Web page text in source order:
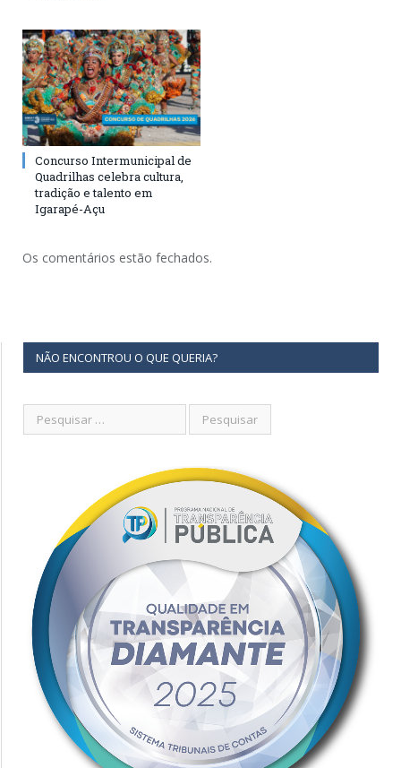
Concurso Intermunicipal de
Quadrilhas celebra cultura,
tradição e talento em
Igarapé-Açu
Os comentários estão fechados.
NÃO ENCONTROU O QUE QUERIA?